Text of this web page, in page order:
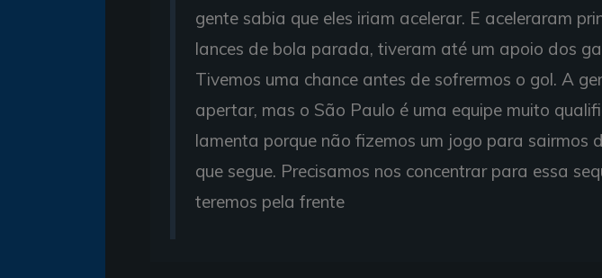
gente sabia que eles iriam acelerar. E aceleraram
lances de bola parada, tiveram até um apoio dos
Tivemos uma chance antes de sofrermos o gol. A
apertar, mas o São Paulo é uma equipe muito
lamenta porque não fizemos um jogo para sairmos
que segue. Precisamos nos concentrar para essa
teremos pela frente